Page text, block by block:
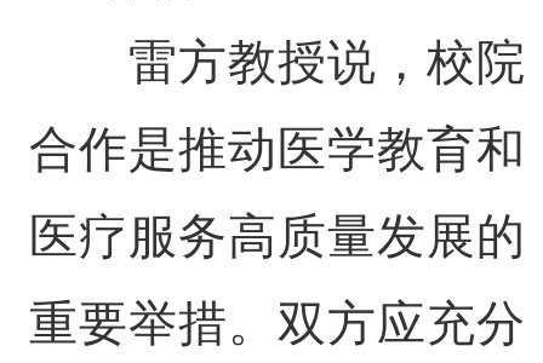
雷方教授说，校院
合作是推动医学教育和
医疗服务高质量发展的
重要举措。双方应充分